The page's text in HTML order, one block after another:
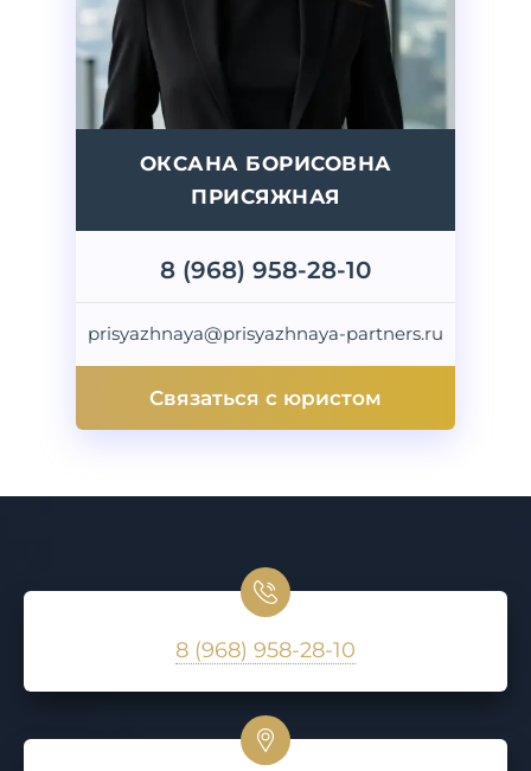
ОКСАНА БОРИСОВНА
ПРИСЯЖНАЯ
8 (968) 958-28-10
prisyazhnaya@prisyazhnaya-partners.ru
Связаться с юристом
8 (968) 958-28-10